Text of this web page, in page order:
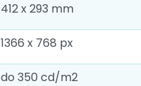
412 x 293 mm
1366 x 768 px
do 350 cd/m2